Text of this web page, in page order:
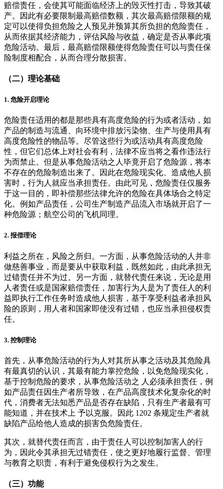
赔偿责任，会使其可能面临经济上的毁灭性打击，导致其破
产。因此有必要限制最高赔偿数额，其次最高赔偿限额的规
定可以使得负担危险之人预见并预算其所负担的危险责任，
从而依据其经济能力，评估风险与收益，确定是否从事此项
危险活动。最后，最高赔偿限额使得危险责任可以与责任保
险制度相配合，从而合理分散损害。
（二） 理论基础
1. 危险开启理论
危险责任适用的都是那些具有高度危险的行为或者活动，如
产品的制造与流通、向环境中排放污染物、生产与使用具有
高度危险性的物品等。尽管这些行为或活动具有高度危险
性，但它们总体上对社会有利，法律不应当将之看作违法行
为而禁止。但是从事危险活动之人毕竟开启了危险源，将本
不存在的危险制造出来了。因此在危险现实化、造成他人损
害时，行为人就应当承担责任。由此可见，危险责任仅服务
于这一目的，即补偿那些法律允许的危险在具体场合之特定
化。例如产品责任，公司生产制造产品流入市场就开启了一
种危险源；航空公司的飞机同理。
2. 报偿理论
利益之所在，风险之所归。一方面，从事危险活动的人并非
做慈善事业，而是要从中获取利益，既然如此，由此承担无
过错责任并不为过。另一方面，就替代责任来说，无论是用
人者责任或是国家赔偿责任，加害行为人是为了责任人的利
益即执行工作任务时造成他人损害，基于享受利益者承担风
险的原则，用人者和国家即使没有过错，也应当承担侵权责
任。
3. 控制理论
首先，从事危险活动的行为人对其所从事之活动及其危险具
有最真切的认识，其最有能力掌控危险，以免危险现实化，
基于控制危险的要求，从事危险活动之 人必须承担责任，例
如产品责任因生产者所导致，在产品高度技术化复杂化的时
代，消费者无法知悉产品是否存在缺陷，只有生产者最有可
能知道，并在技术上 予以克服。因此 1202 条规定生产者就
缺陷产品给他人造成的损害负危险责任。
其次，就替代责任而言，由于责任人可以控制加害人的行
为，因此令其承担无过错责任，使之更好地履行监督、管理
与教育之职责，有利于避免侵权行为之发生。
（三） 功能